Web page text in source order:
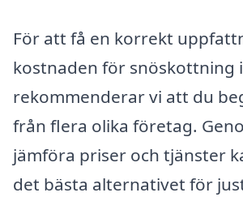
För att få en korrekt
kostnaden för snöskottning
rekommenderar vi att du
från flera olika företag.
jämföra priser och tjänster
det bästa alternativet för